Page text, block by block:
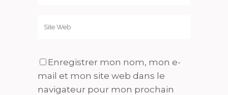
Enregistrer mon nom, mon e-
mail et mon site web dans le
navigateur pour mon prochain